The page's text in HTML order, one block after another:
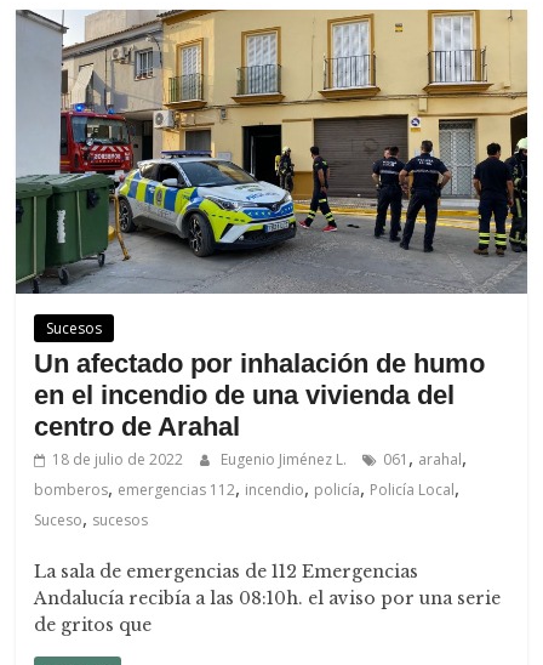
Sucesos
Un afectado por inhalación de humo
en el incendio de una vivienda del
centro de Arahal
18 de julio de 2022 Eugenio Jiménez L. 061 , arahal,
bomberos, emergencias 112, incendio, policía, Policía Local,
Suceso, sucesos
La sala de emergencias de 112 Emergencias
Andalucía recibía a las 08:10h. el aviso por una serie
de gritos que